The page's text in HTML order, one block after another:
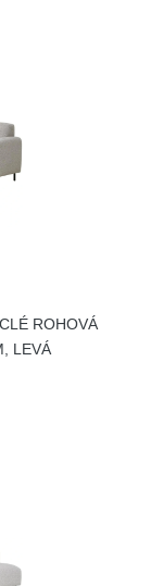
ROHOVÁ
LEVÁ